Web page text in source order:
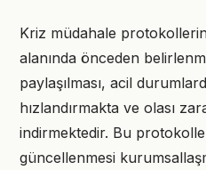
Kriz müdahale
alanında önceden
paylaşılması, acil
hızlandırmakta ve olası
indirmektedir. Bu
güncellenmesi